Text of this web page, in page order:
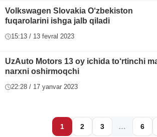
Volkswagen Slovakia O‘zbekiston
fuqarolarini ishga jalb qiladi
15:13 / 13 fevral 2023
UzAuto Motors 13 oy ichida to‘rtinchi
narxni oshirmoqchi
22:28 / 17 yanvar 2023
1 2 3 … 6